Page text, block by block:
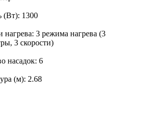
(Вт): 1300
нагрева: 3 режима нагрева (3
3 скорости)
насадок: 6
(м): 2.68